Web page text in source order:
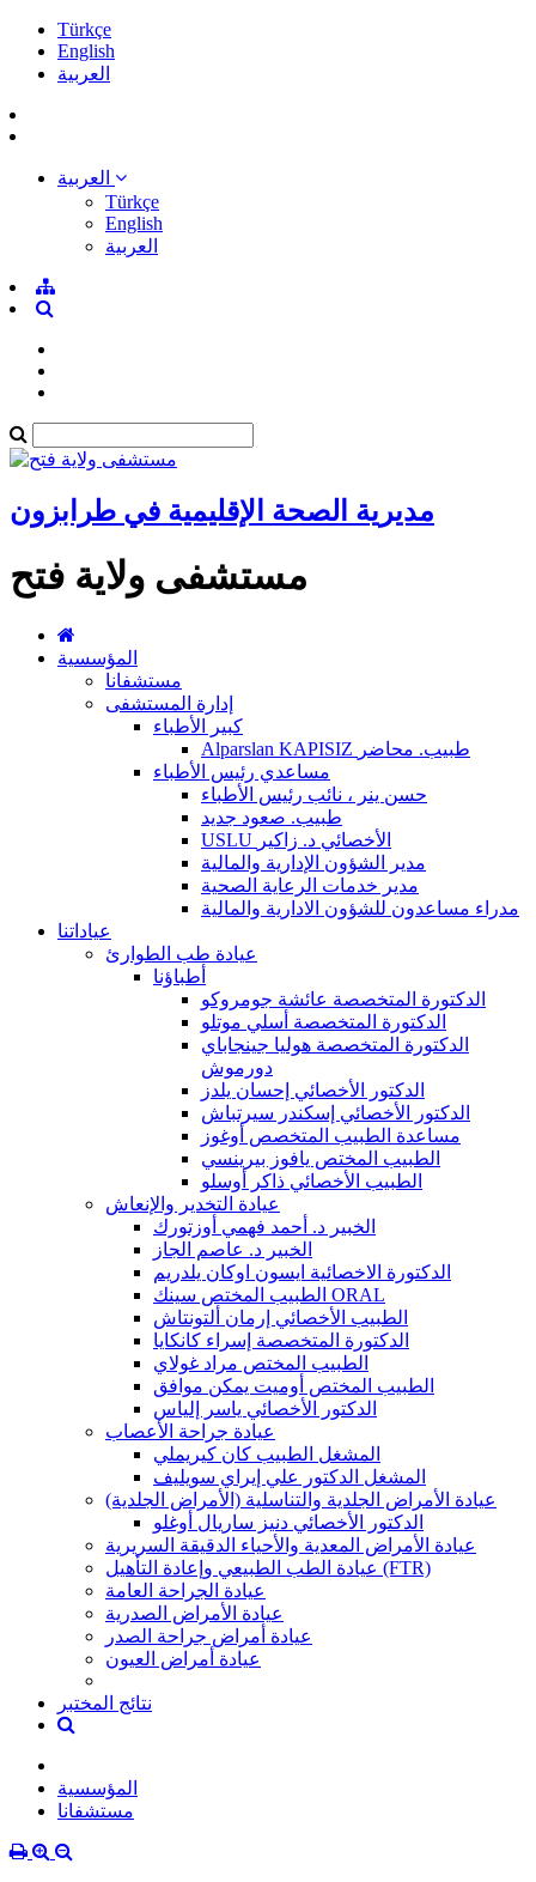
Türkçe
English
العربية
Türkçe
English
العربية
مديرية الصحة الإقليمية في طرابزون
مستشفى ولاية فتح
المؤسسية
مستشفانا
إدارة المستشفى
كبير الأطباء
Alparslan KAPISIZ طبيب. محاضر
مساعدي رئيس الأطباء
حسن ينر ، نائب رئيس الأطباء
طبيب. صعود جديد
USLU الأخصائي د. زاكير
مدير الشؤون الإدارية والمالية
مدير خدمات الرعاية الصحية
مدراء مساعدون للشؤون الادارية والمالية
عياداتنا
عيادة طب الطوارئ
أطباؤنا
الدكتورة المتخصصة عائشة جومروكو
الدكتورة المتخصصة أسلي موتلو
الدكتورة المتخصصة هوليا جينجاباي
دورموش
الدكتور الأخصائي إحسان يلدز
الدكتور الأخصائي إسكندر سيرتباش
مساعدة الطبيب المتخصص أوغوز
الطبيب المختص يافوز بيرينسي
الطبيب الأخصائي ذاكر أوسلو
عيادة التخدير والإنعاش
الخبير د. أحمد فهمي أوزتورك
الخبير د. عاصم الجاز
الدكتورة الاخصائية ايسون اوكان يلدريم
الطبيب المختص سينك ORAL
الطبيب الأخصائي إرمان ألتونتاش
الدكتورة المتخصصة إسراء كانكايا
الطبيب المختص مراد غولاي
الطبيب المختص أوميت يمكن موافق
الدكتور الأخصائي ياسر إلياس
عيادة جراحة الأعصاب
المشغل الطبيب كان كيريملي
المشغل الدكتور علي إيراي سويليف
عيادة الأمراض الجلدية والتناسلية (الأمراض الجلدية)
الدكتور الأخصائي دنيز ساريال أوغلو
عيادة الأمراض المعدية والأحياء الدقيقة السريرية
عيادة الطب الطبيعي وإعادة التأهيل (FTR)
عيادة الجراحة العامة
عيادة الأمراض الصدرية
عيادة أمراض جراحة الصدر
عيادة أمراض العيون
نتائج المختبر
المؤسسية
مستشفانا